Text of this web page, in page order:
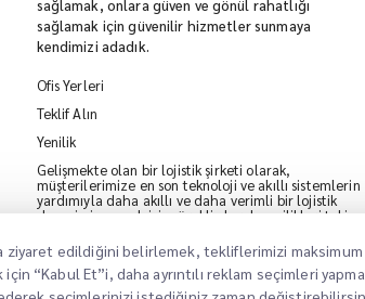
sağlamak, onlara güven ve gönül rahatlığı
sağlamak için güvenilir hizmetler sunmaya
kendimizi adadık.
Ofis Yerleri
Teklif Alın
Yenilik
Gelişmekte olan bir lojistik şirketi olarak,
müşterilerimize en son teknoloji ve akıllı sistemlerin
yardımıyla daha akıllı ve daha verimli bir lojistik
deneyimi sunmak için sürekli olarak yenilikleri takip
Sürdürülebilirlik
Sürdürülebilir bir lojistik işi kurmaya, çevre dostu
ziyaret edildiğini belirlemek, tekliflerimizi
“Kabul Et”i, daha ayrıntılı reklam seçimleri